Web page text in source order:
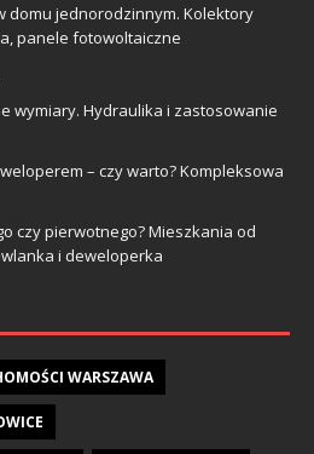
domu jednorodzinnym. Kolektory
panele fotowoltaiczne
wymiary. Hydraulika i zastosowanie
– czy warto? Kompleksowa
czy pierwotnego? Mieszkania od
i deweloperka
WARSZAWA